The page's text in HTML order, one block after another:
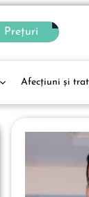
Prețuri
Afecţiuni și